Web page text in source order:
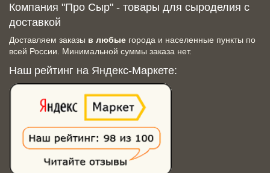
Компания "Про Сыр" - товары для сыроделия с
доставкой
Доставляем заказы в любые города и населенные пункты по
всей России. Минимальной суммы заказа нет.
Наш рейтинг на Яндекс-Маркете: